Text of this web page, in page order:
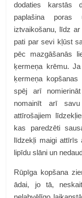
dodaties karstās
paplašina
iztvaikošanu, līdz
pati par sevi kļūst
pēc mazgāšanās
ķermeņa krēmu.
ķermeņa
spēj arī
nomainīt arī
attīrošajiem
kas paredzēti
līdzekļi maigi attīrīs
lipīdu slāni un
Rūpīga kopšana
ādai, jo tā,